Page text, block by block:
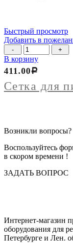
Быстрый просмотр
Добавить в
Количество
товара
Сетка
для
пиццы
31см
В корзину
Сетка для
411.00Р
Возникли вопросы?
Воспользуйтесь
в скором времени !
ЗАДАТЬ ВОПРОС
Интернет-магазин
оборудования для
Петербурге и Лен.